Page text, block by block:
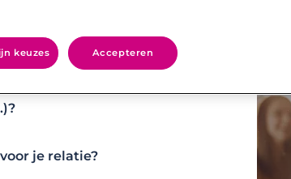
tussenuit te zoeken waar
Zijn profiel bleef
je relatie?
keuzes Accepteren